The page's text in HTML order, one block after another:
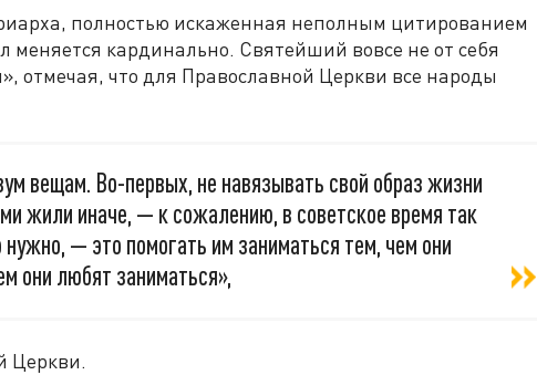
полностью искаженная неполным цитированием
меняется кардинально. Святейший вовсе не от себя
отмечая, что для Православной Церкви все народы
вещам. Во-первых, не навязывать свой образ жизни
жили иначе, — к сожалению, в советское время так
— это помогать им заниматься тем, чем они
они любят заниматься»,
Церкви.